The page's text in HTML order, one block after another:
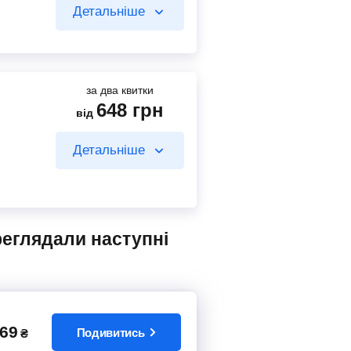
Детальніше
від261 грн
Знайти квиток
за два квитки
від648 грн
Детальніше
₴ Подивитись